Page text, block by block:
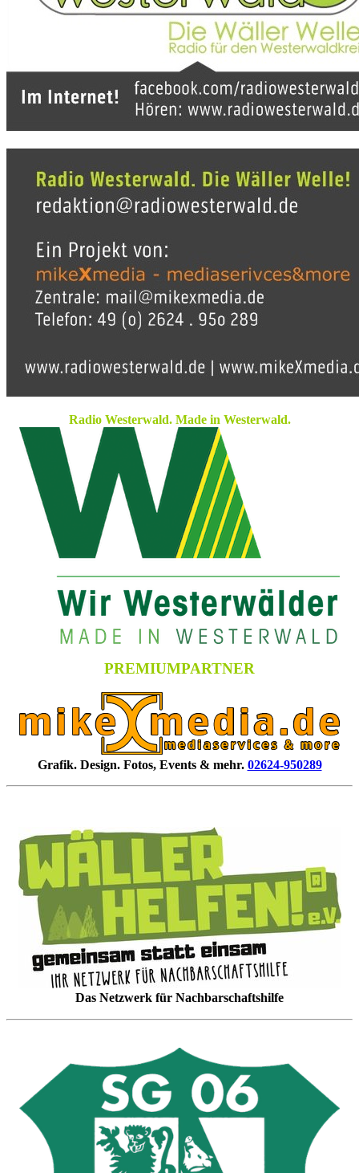
Radio Westerwald. Made in Westerwald.
PREMIUMPARTNER
Grafik. Design. Fotos, Events & mehr. 02624-950289
Das Netzwerk für Nachbarschaftshilfe